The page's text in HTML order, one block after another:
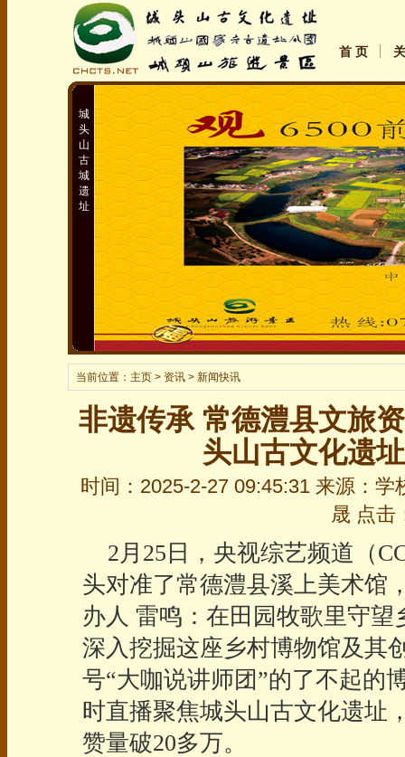
首 页
城
头
山
古
城
遗
址
当前位置： 主页> 资讯 > 新闻快讯
非遗传承 常德澧县文旅
头山古文化遗
时间：2025-2-27 09:45:31 来源：
晟 点击
2月25日，央视综艺频道（
头对准了常德澧县溪上美术馆
办人 雷鸣：在田园牧歌里守
深入挖掘这座乡村博物馆及其
号“大咖说讲师团”的了不起的
时直播聚焦城头山古文化遗址
赞量破20多万。